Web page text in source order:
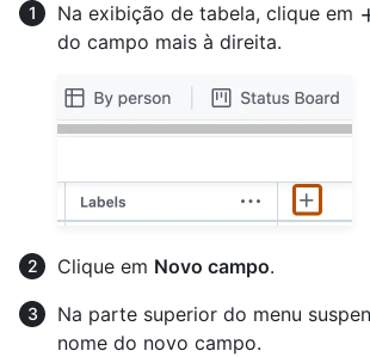
Na exibição de tabela, clique em
do campo mais à direita.
Clique em Novo campo.
Na parte superior do menu
nome do novo campo.